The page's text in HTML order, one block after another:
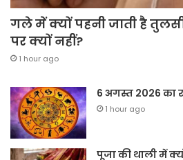
गले में क्यों पहनी जाती है
पर क्यों नहीं?
1 hour ago
6 अगस्त 2026 का
1 hour ago
पूजा की थाली में